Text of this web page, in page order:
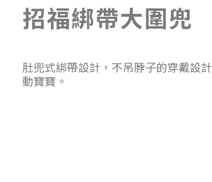
招福綁帶大圍兜
肚兜式綁帶設計，不吊脖子的穿戴設
動寶寶。